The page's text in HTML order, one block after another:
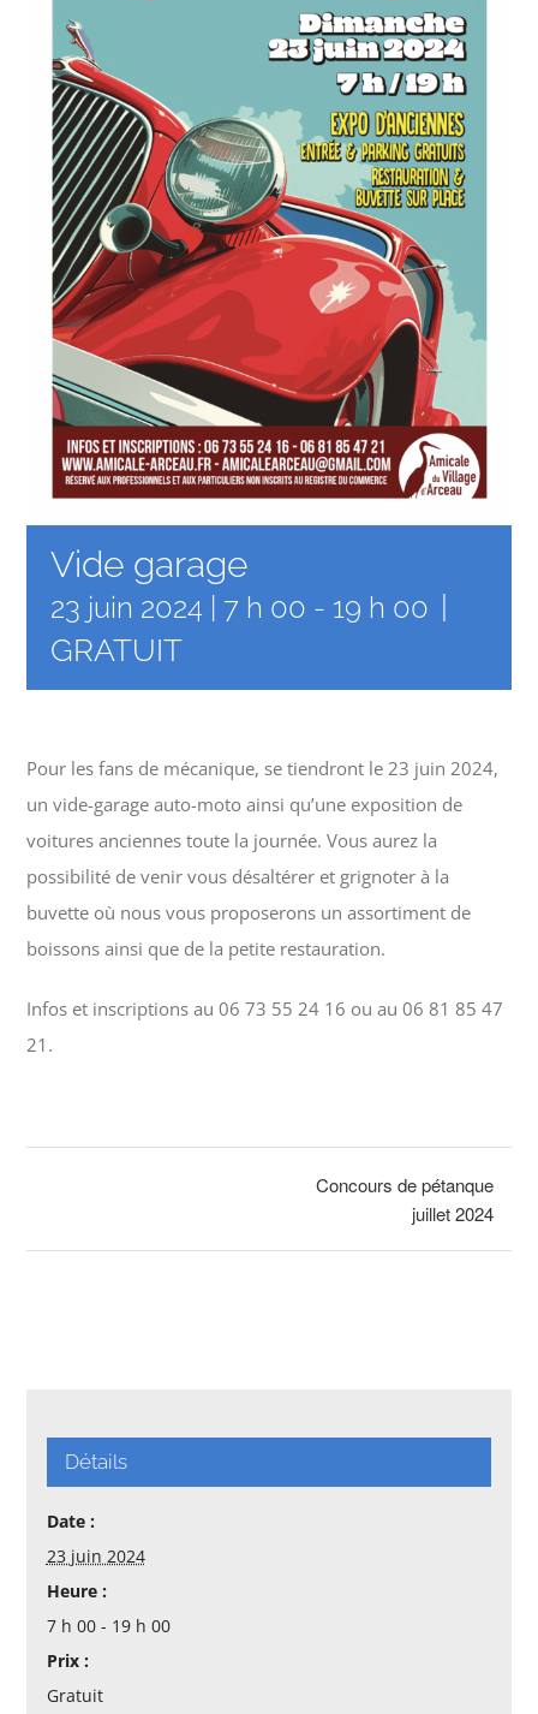
Vide garage
23 juin 2024 | 7 h 00 - 19 h 00
GRATUIT
Pour les fans de mécanique, se tiendront le 23 juin 2024,
un vide-garage auto-moto ainsi qu’une exposition de
voitures anciennes toute la journée. Vous aurez la
possibilité de venir vous désaltérer et grignoter à la
buvette où nous vous proposerons un assortiment de
boissons ainsi que de la petite restauration.
Infos et inscriptions au 06 73 55 24 16 ou au 06 81 85 47
21.
Concours de pétanque
juillet 2024
Détails
Date :
23 juin 2024
Heure :
7 h 00 - 19 h 00
Prix :
Gratuit